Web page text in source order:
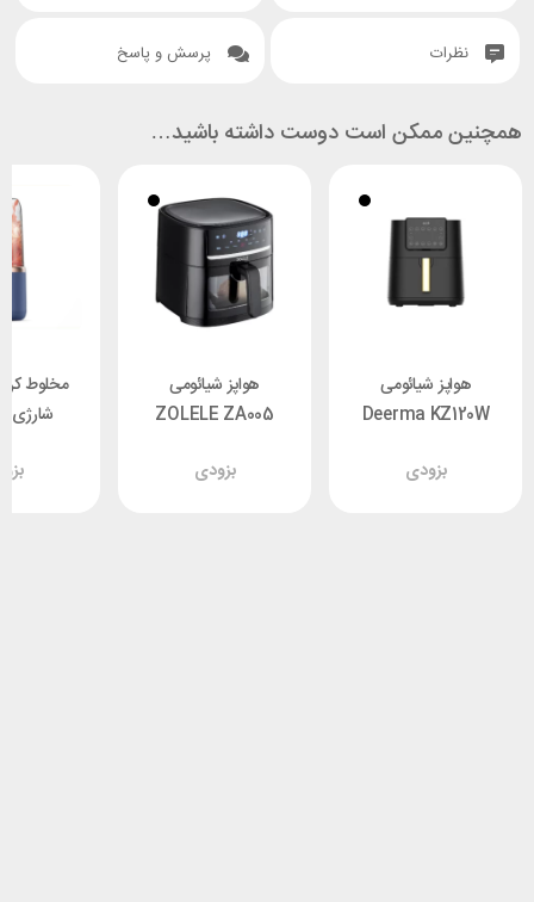
نظرات پرسش و پاسخ
همچنین ممکن است دوست داشته باشید…
هواپز شیائومی
Deerma KZ120W
بزودی
هواپز شیائومی
ZOLELE ZA005
بزودی
مخلوط
شارژی